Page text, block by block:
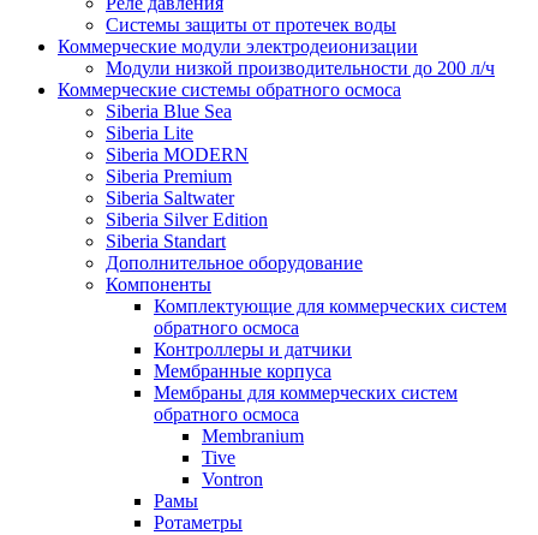
Системы защиты от протечек воды
Коммерческие модули электродеионизации
Модули низкой производительности до 200 л/ч
Коммерческие системы обратного осмоса
Siberia Blue Sea
Siberia Lite
Siberia MODERN
Siberia Premium
Siberia Saltwater
Siberia Silver Edition
Siberia Standart
Дополнительное оборудование
Компоненты
Комплектующие для коммерческих систем
обратного осмоса
Контроллеры и датчики
Мембранные корпуса
Мембраны для коммерческих систем
обратного осмоса
Membranium
Tive
Vontron
Рамы
Ротаметры